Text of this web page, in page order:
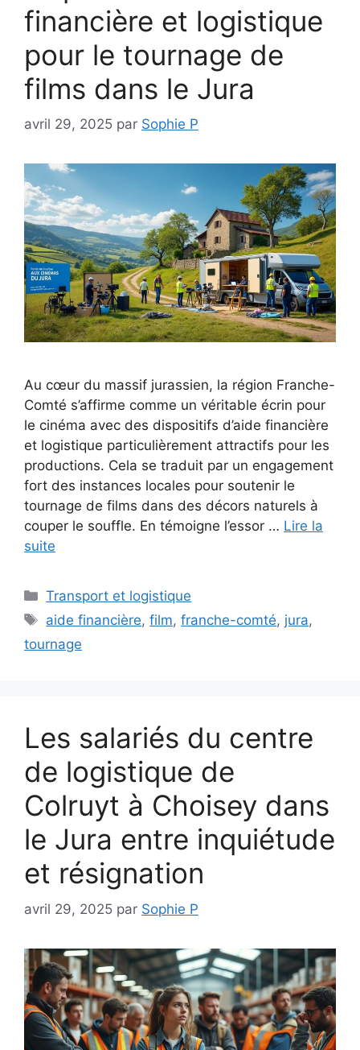
financière et logistique
pour le tournage de
films dans le Jura
avril 29, 2025 par Sophie P
Au cœur du massif jurassien, la région Franche-
Comté s’affirme comme un véritable écrin pour
le cinéma avec des dispositifs d’aide financière
et logistique particulièrement attractifs pour les
productions. Cela se traduit par un engagement
fort des instances locales pour soutenir le
tournage de films dans des décors naturels à
couper le souffle. En témoigne l’essor … Lire la
suite
Catégories
Transport et logistique
Étiquettes
aide financière,film,franche-comté, jura,
tournage
Les salariés du centre
de logistique de
Colruyt à Choisey dans
le Jura entre inquiétude
et résignation
avril 29, 2025 par Sophie P